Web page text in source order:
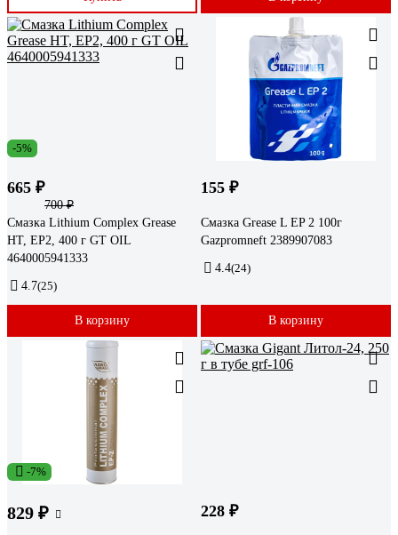
-5%
665 ₽
700 ₽
Смазка Lithium Complex Grease
HT, EP2, 400 г GT OIL
4640005941333
4.7(25)
В корзину
155 ₽
Смазка Grease L EP 2 100г
Gazpromneft 2389907083
4.4(24)
В корзину
-7%
829 ₽ 228 ₽